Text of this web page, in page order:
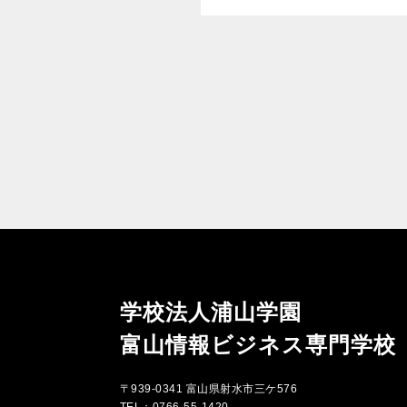
学校法人浦山学園
富山情報ビジネス専門学校
〒939-0341 富山県射水市三ケ576